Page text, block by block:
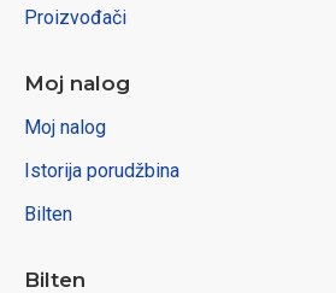
Proizvođači
Moj nalog
Moj nalog
Istorija porudžbina
Bilten
Bilten